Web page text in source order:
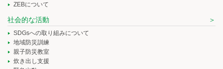
ZEBについて
社会的な活動
SDGsへの取り組みについて
地域防災訓練
親子防災教室
炊き出し支援